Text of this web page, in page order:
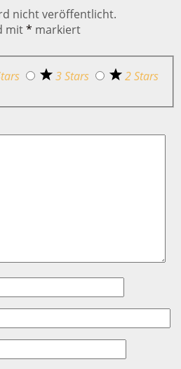
nicht veröffentlicht.
mit* markiert
3 Stars
2 Stars